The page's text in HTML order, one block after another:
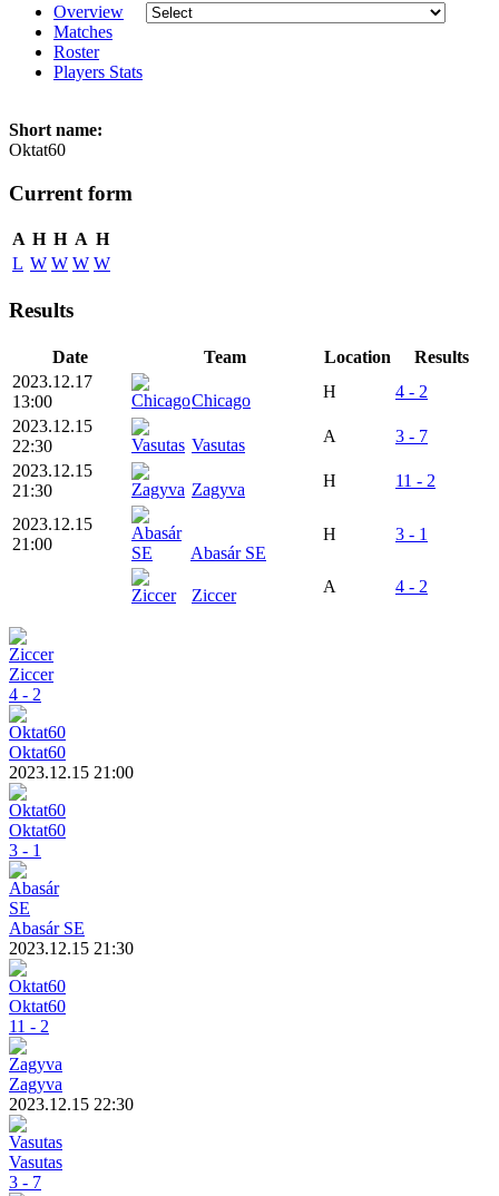
Overview
Matches
Roster
Players Stats
Short name:
Oktat60
Current form
A H H A H
L W W W W
Results
Date Team Location
Results
2023.12.17
13:00
Chicago H
4 - 2
2023.12.15
22:30
Vasutas A
3 - 7
2023.12.15
21:30
Zagyva H 11 - 2
2023.12.15
21:00
Abasár SE
H 3 - 1
Ziccer A 4 - 2
Ziccer
4 - 2
Oktat60
2023.12.15 21:00
Oktat60
3 - 1
Abasár SE
2023.12.15 21:30
Oktat60
11 - 2
Zagyva
2023.12.15 22:30
Vasutas
3 - 7